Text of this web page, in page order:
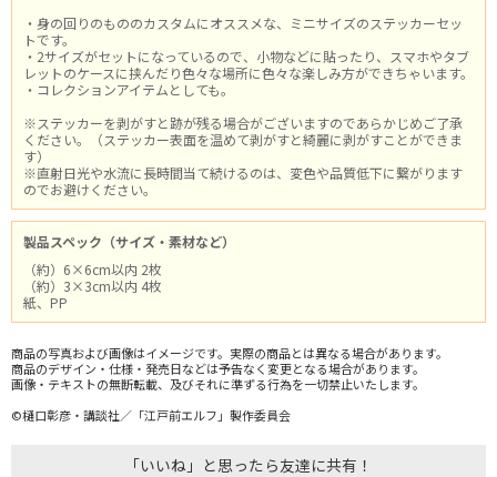
・身の回りのもののカスタムにオススメな、ミニサイズのステッカーセッ
トです。
・2サイズがセットになっているので、小物などに貼ったり、スマホやタブ
レットのケースに挟んだり色々な場所に色々な楽しみ方ができちゃいます。
・コレクションアイテムとしても。
※ステッカーを剥がすと跡が残る場合がございますのであらかじめご了承
ください。（ステッカー表面を温めて剥がすと綺麗に剥がすことができま
す）
※直射日光や水流に長時間当て続けるのは、変色や品質低下に繋がります
のでお避けください。
製品スペック（サイズ・素材など）
（約）6×6cm以内 2枚
（約）3×3cm以内 4枚
紙、PP
商品の写真および画像はイメージです。実際の商品とは異なる場合があります。
商品のデザイン・仕様・発売日などは予告なく変更となる場合があります。
画像・テキストの無断転載、及びそれに準ずる行為を一切禁止いたします。
©樋口彰彦・講談社／「江戸前エルフ」製作委員会
「いいね」と思ったら友達に共有！